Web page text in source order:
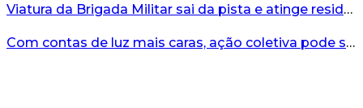
Viatura da Brigada Militar sai da pista e atinge residência no interior do RS...
Com contas de luz mais caras, ação coletiva pode ser caminho contra a RGE...